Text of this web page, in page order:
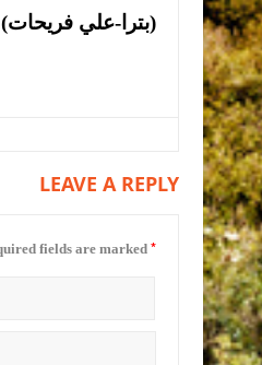
(بترا-علي فريحات)
LEAVE A REPLY
fields are marked *